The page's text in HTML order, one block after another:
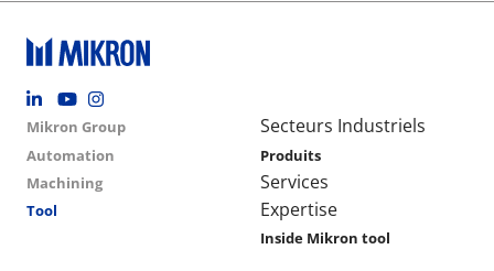
Footer social
Group menu
Mikron Group
Automation
Machining
Tool
Main navigation
Secteurs Industriels
Produits
Services
Expertise
Inside Mikron tool